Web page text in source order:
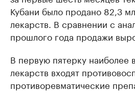
Кубани было продано 82,3
лекарств. В сравнении с
прошлого года продажи
В первую пятерку наиболее
лекарств входят
противоревматические